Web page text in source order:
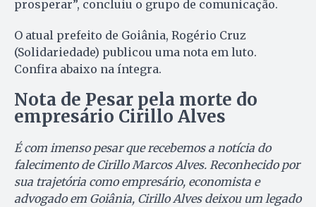
prosperar”, concluiu o grupo de comunicação.
O atual prefeito de Goiânia, Rogério Cruz
(Solidariedade) publicou uma nota em luto.
Confira abaixo na íntegra.
Nota de Pesar pela morte do
empresário Cirillo Alves
É com imenso pesar que recebemos a notícia do
falecimento de Cirillo Marcos Alves. Reconhecido por
sua trajetória como empresário, economista e
advogado em Goiânia, Cirillo Alves deixou um legado